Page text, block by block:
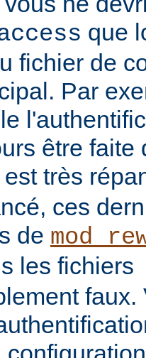
que
fichier de
Par
être faite
est très
ces
de
les fichiers
faux.